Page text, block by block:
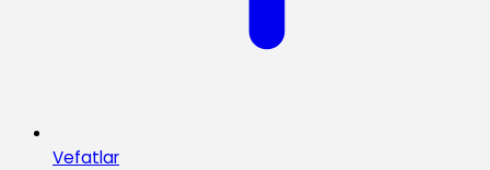
Vefatlar